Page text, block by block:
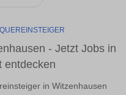
QUEREINSTEIGER
- Jetzt Jobs in
entdecken
in Witzenhausen